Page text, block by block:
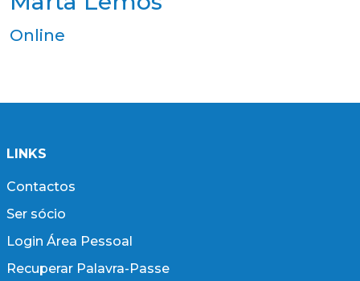
Online
LINKS
Contactos
Ser sócio
Login Área Pessoal
Recuperar Palavra-Passe